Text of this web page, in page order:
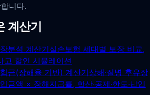
니다.
계산기
분석 계산기실손보험 세대별 보장 비교,
고 할인 시뮬레이션
금(장해율 기반) 계산기상해·질병 후유장
금액 × 장해지급률, 합산·공제·한도·납입